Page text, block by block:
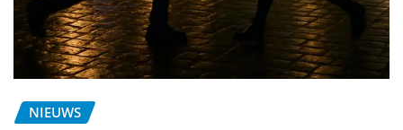
NIEUWS